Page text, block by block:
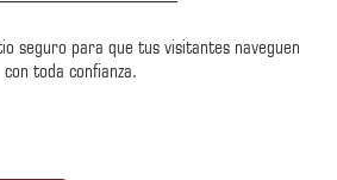
seguro para que tus visitantes naveguen
con toda confianza.